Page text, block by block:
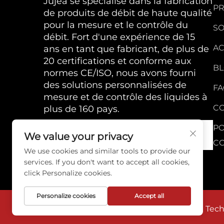
de produits de débit de haute qualité
pour la mesure et le contrôle du
débit. Fort d'une expérience de 15
ans en tant que fabricant, de plus de
20 certifications et conforme aux
normes CE/ISO, nous avons fourni
des solutions personnalisées de
mesure et de contrôle des liquides à
plus de 160 pays.
Copyright © 2026 Anhui Jujie Automation
We value your privacy
We use cookies and similar tools to provide our
services. If you don't want to accept all cookies,
click Personalize cookies.
Personalize cookies Accept all